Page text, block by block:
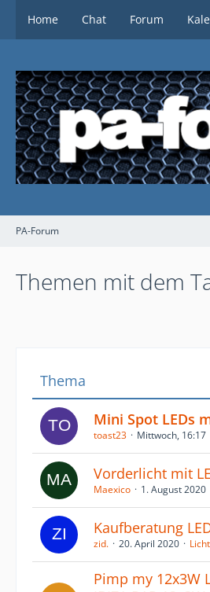
Home Chat Forum
PA-Forum
Themen mit dem
Thema
Mini Spot LEDs
toast23 Mittwoch, 16:17
Vorderlicht mit
Maexico 1. August 2020
Kaufberatung
zid. 20. April 2020
Pimp my 12x3W